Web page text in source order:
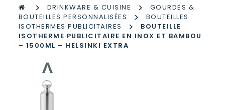
> DRINKWARE & CUISINE >
GOURDES &
BOUTEILLES PERSONNALISÉES
>
BOUTEILLES
ISOTHERMES PUBLICITAIRES
>
BOUTEILLE
ISOTHERME PUBLICITAIRE EN INOX ET BAMBOU
– 1500ML – HELSINKI EXTRA